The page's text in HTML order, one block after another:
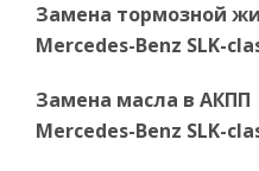
Замена тормозной
Mercedes-Benz SLK-
Замена масла в АКПП
Mercedes-Benz SLK-